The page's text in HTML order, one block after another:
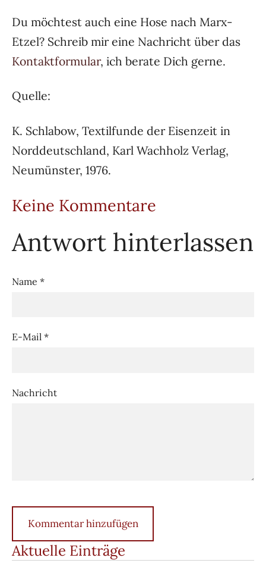
Aktuelle Einträge
Du möchtest auch eine Hose nach Marx-
Etzel? Schreib mir eine Nachricht über das
Kontaktformular, ich berate Dich gerne.
Quelle:
K. Schlabow, Textilfunde der Eisenzeit in
Norddeutschland, Karl Wachholz Verlag,
Neumünster, 1976.
Keine Kommentare
Antwort hinterlassen
Name *
E-Mail *
Nachricht